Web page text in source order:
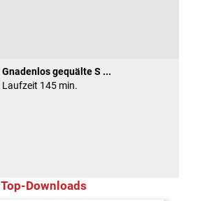
Gnadenlos gequälte S ...
Laufzeit 145 min.
Top-Downloads